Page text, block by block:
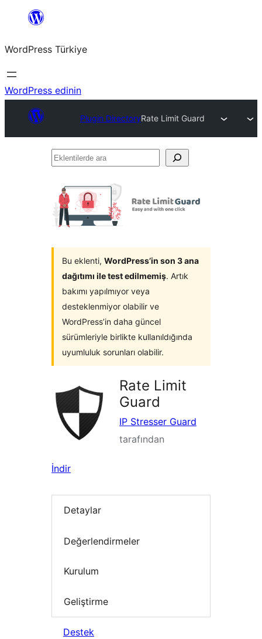
İçeriğe
WordPress Türkiye
WordPress edinin
Plugin DirectoryRate Limit Guard
Eklentilerde
Bu eklenti, WordPress’in son 3 ana
dağıtımı ile test edilmemiş. Artık
bakımı yapılmıyor veya
desteklenmiyor olabilir ve
WordPress’in daha güncel
sürümleriyle birlikte kullanıldığında
uyumluluk sorunları olabilir.
Rate Limit
Guard
IP Stresser Guard
tarafından
İndir
Detaylar
Değerlendirmeler
Kurulum
Geliştirme
Destek